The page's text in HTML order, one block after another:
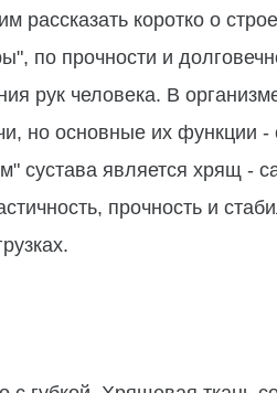
рассказать коротко о
по прочности и
рук человека. В
но основные их функции -
сустава является хрящ -
прочность и